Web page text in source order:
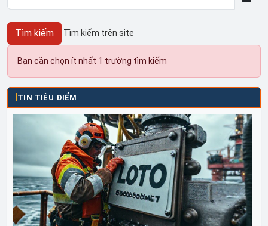
Tìm kiếm trên site
Bạn cần chọn ít nhất 1 trường tìm kiếm
TIN TIÊU ĐIỂM